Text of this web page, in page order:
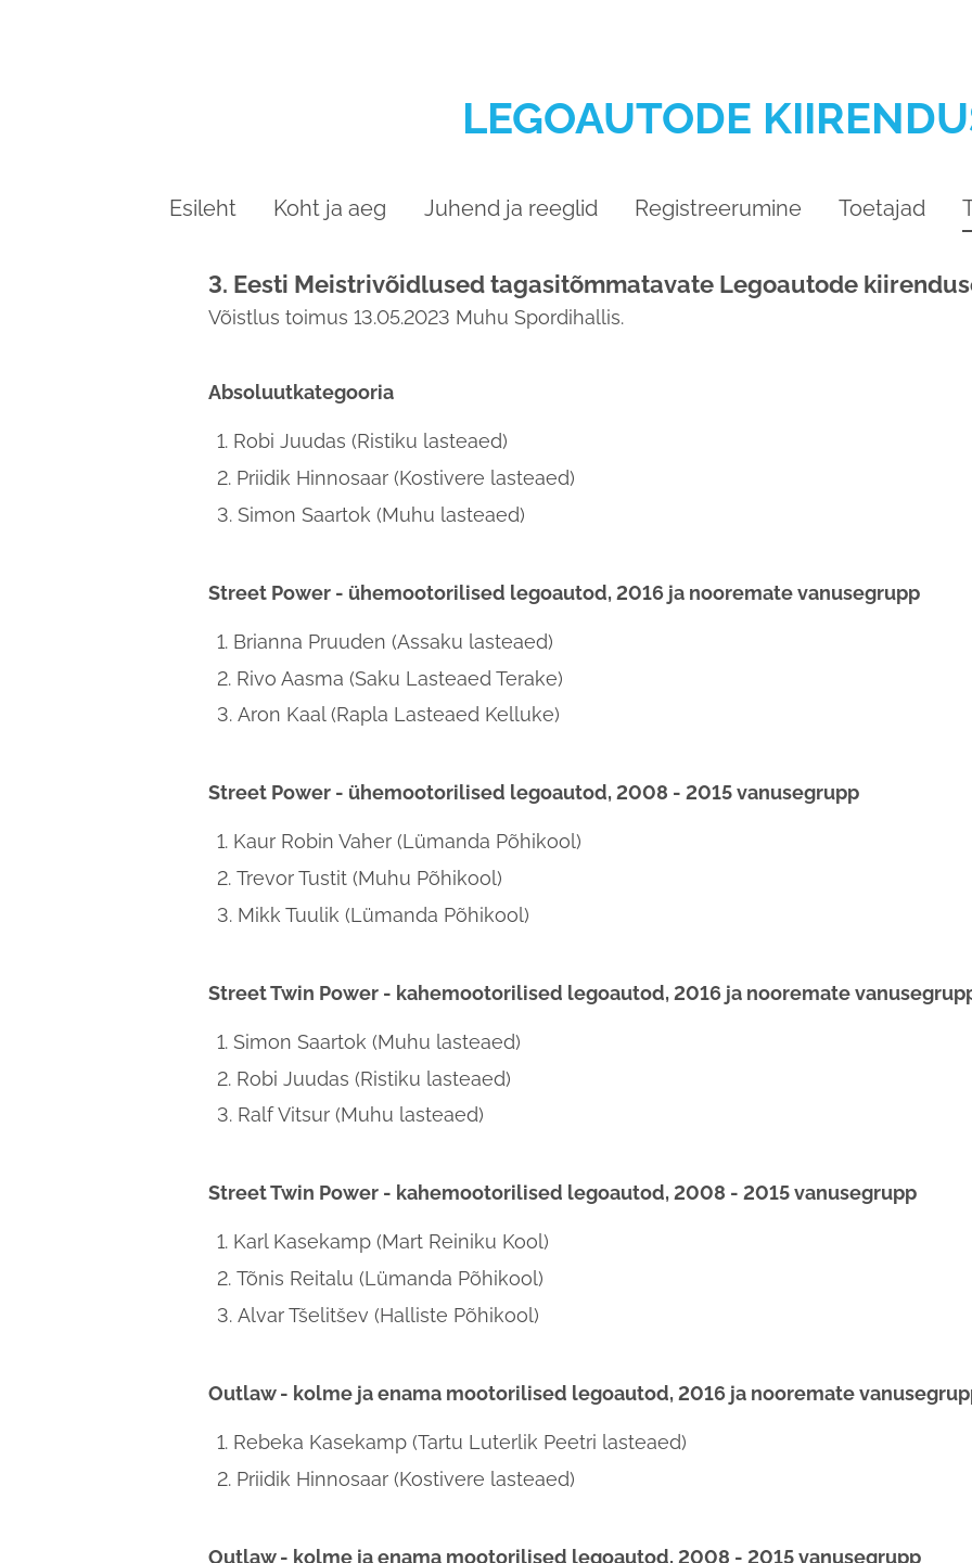
LEGOAUTODE
Esileht Koht ja aeg Juhend ja reeglid Registreerumine Toetajad
3. Eesti Meistrivõidlused tagasitõmmatavate Legoautode
Võistlus toimus 13.05.2023 Muhu Spordihallis.
Absoluutkategooria
Robi Juudas (Ristiku lasteaed)
Priidik Hinnosaar (Kostivere lasteaed)
Simon Saartok (Muhu lasteaed)
Street Power - ühemootorilised legoautod, 2016 ja nooremate vanusegrupp
Brianna Pruuden (Assaku lasteaed)
Rivo Aasma (Saku Lasteaed Terake)
Aron Kaal (Rapla Lasteaed Kelluke)
Street Power - ühemootorilised legoautod, 2008 - 2015 vanusegrupp
Kaur Robin Vaher (Lümanda Põhikool)
Trevor Tustit (Muhu Põhikool)
Mikk Tuulik (Lümanda Põhikool)
Street Twin Power - kahemootorilised legoautod, 2016 ja nooremate
Simon Saartok (Muhu lasteaed)
Robi Juudas (Ristiku lasteaed)
Ralf Vitsur (Muhu lasteaed)
Street Twin Power - kahemootorilised legoautod, 2008 - 2015 vanusegrupp
Karl Kasekamp (Mart Reiniku Kool)
Tõnis Reitalu (Lümanda Põhikool)
Alvar Tšelitšev (Halliste Põhikool)
Outlaw - kolme ja enama mootorilised legoautod, 2016 ja nooremate
Rebeka Kasekamp (Tartu Luterlik Peetri lasteaed)
Priidik Hinnosaar (Kostivere lasteaed)
Outlaw - kolme ja enama mootorilised legoautod, 2008 - 2015 vanusegrupp